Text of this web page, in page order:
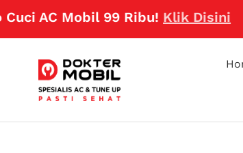
Mobil 99 Ribu!Klik Disini